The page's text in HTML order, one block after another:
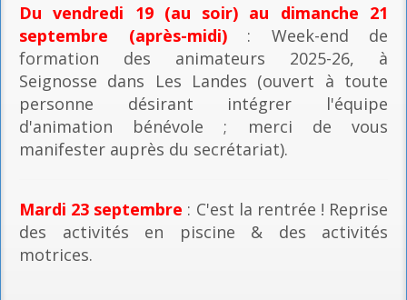
Du vendredi 19 (au soir) au dimanche 21
septembre (après-midi): Week-end de
formation des animateurs 2025-26, à
Seignosse dans Les Landes (ouvert à toute
personne désirant intégrer l'équipe
d'animation bénévole ; merci de vous
manifester auprès du secrétariat).
Mardi 23 septembre : C'est la rentrée ! Reprise
des activités en piscine & des activités
motrices.